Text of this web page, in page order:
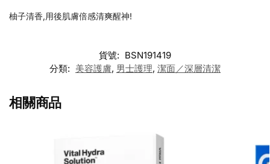
柚子清香,用後肌膚倍感清爽醒神!
貨號: BSN191419
分類: 美容護膚, 男士護理, 潔面／深層清潔
相關商品